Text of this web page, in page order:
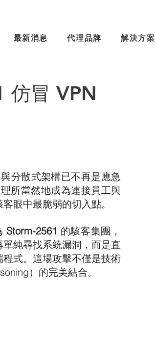
最新消息 代理品牌 解決方案
仿冒 VPN
分散式架構已不再是應急
所當然地成為連接員工與
眼中最脆弱的切入點。
Storm-2561 的駭客集團，
純尋找系統漏洞，而是直
程式。這場攻擊不僅是技術
）的完美結合。